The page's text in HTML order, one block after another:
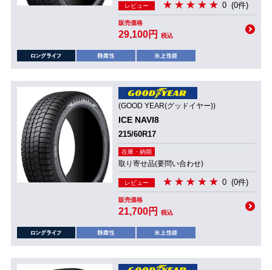
レビュー 0 (0件)
販売価格
29,100円 税込
(GOOD YEAR(グッドイヤー))
ICE NAVI8
215/60R17
在庫・納期
取り寄せ品(要問い合わせ)
レビュー 0 (0件)
販売価格
21,700円 税込